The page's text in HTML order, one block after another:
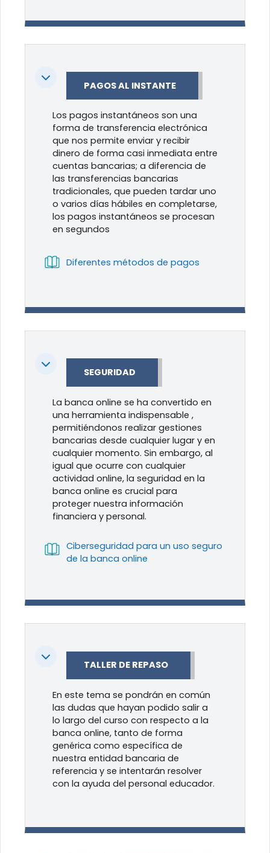
Colapsar PAGOS AL INSTANTE
Los pagos instantáneos son una
forma de transferencia electrónica
que nos permite enviar y recibir
dinero de forma casi inmediata entre
cuentas bancarias; a diferencia de
las transferencias bancarias
tradicionales, que pueden tardar uno
o varios días hábiles en completarse,
los pagos instantáneos se procesan
en segundos
Diferentes métodos de pagos
Colapsar SEGURIDAD
La banca online se ha convertido en
una herramienta indispensable ,
permitiéndonos realizar gestiones
bancarias desde cualquier lugar y en
cualquier momento. Sin embargo, al
igual que ocurre con cualquier
actividad online, la seguridad en la
banca online es crucial para
proteger nuestra información
financiera y personal.
Ciberseguridad para un uso seguro
de la banca online
Colapsar TALLER DE REPASO
En este tema se pondrán en común
las dudas que hayan podido salir a
lo largo del curso con respecto a la
banca online, tanto de forma
genérica como específica de
nuestra entidad bancaria de
referencia y se intentarán resolver
con la ayuda del personal educador.